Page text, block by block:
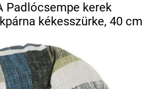
Padlócsempe kerek
kékesszürke, 40 cm